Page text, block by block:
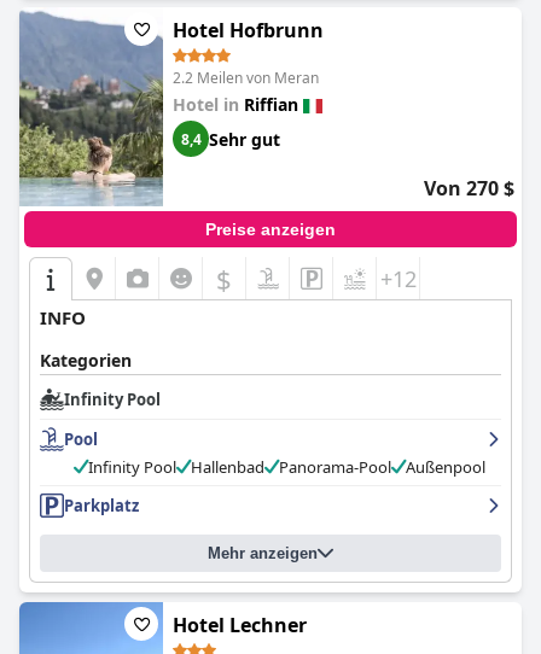
Hotel Hofbrunn
2.2 Meilen von Meran
Hotel in Riffian
8,4 Sehr gut
Von 270 $
Preise anzeigen
$ +12
INFO
Kategorien
Infinity Pool
Pool
Infinity Pool
Hallenbad Panorama-Pool
Außenpool
Parkplatz
Mehr anzeigen
Hotel Lechner